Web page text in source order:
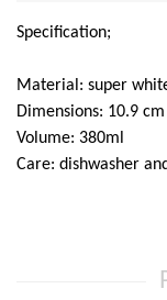
Super Scooper
Specification;
Material: super
Dimensions: 10.9
Volume: 380ml
Care: dishwasher